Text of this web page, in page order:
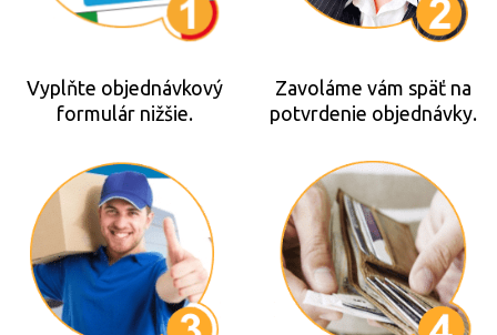
Vyplňte objednávkový
formulár nižšie.
Zavoláme vám späť na
potvrdenie objednávky.